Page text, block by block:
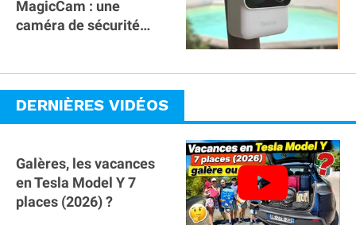
MagicCam : une
caméra de sécurité
DERNIÈRES VIDÉOS
Galères, les vacances
en Tesla Model Y 7
places (2026) ?